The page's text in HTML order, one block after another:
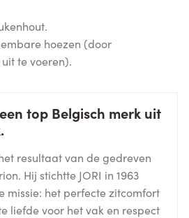
hoezen (door
te voeren).
top Belgisch merk uit
resultaat van de gedreven
Hij stichtte JORI in 1963
missie: het perfecte zitcomfort
liefde voor het vak en respect